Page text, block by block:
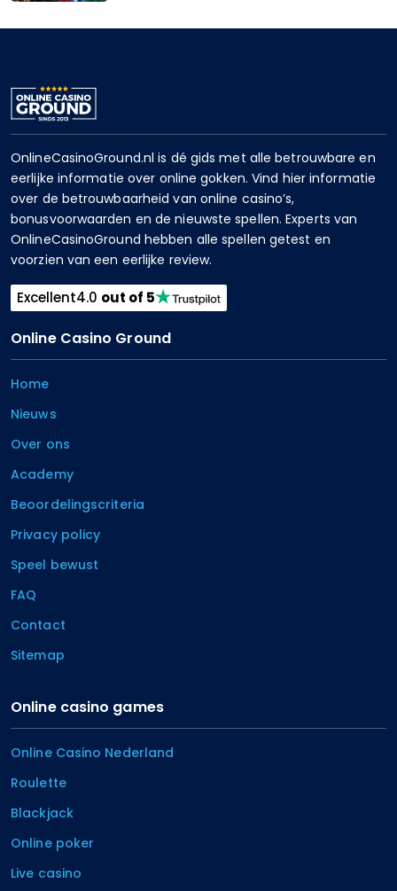
OnlineCasinoGround.nl is dé gids met alle betrouwbare en
eerlijke informatie over online gokken. Vind hier informatie
over de betrouwbaarheid van online casino’s,
bonusvoorwaarden en de nieuwste spellen. Experts van
OnlineCasinoGround hebben alle spellen getest en
voorzien van een eerlijke review.
Excellent4.0 out of 5
Online Casino Ground
Home
Nieuws
Over ons
Academy
Beoordelingscriteria
Privacy policy
Speel bewust
FAQ
Contact
Sitemap
Online casino games
Online Casino Nederland
Roulette
Blackjack
Online poker
Live casino